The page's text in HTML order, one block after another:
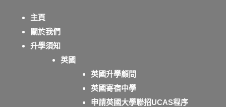
主頁
關於我們
升學須知
英國
英國升學顧問
英國寄宿中學
申請英國大學聯招UCAS程序